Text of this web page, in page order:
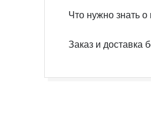
Что нужно знать о
Заказ и доставка